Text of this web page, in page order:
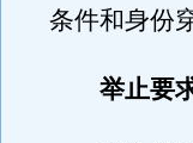
条件和身份
举止要